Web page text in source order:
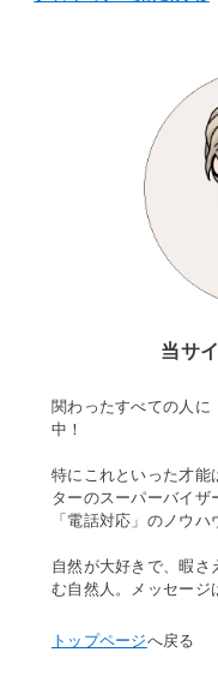
当サ
関わったすべての人に
中！
特にこれといった才能
ターのスーパーバイザ
「電話対応」のノウハ
自然が大好きで、暇さ
む自然人。メッセージ
トップページへ戻る